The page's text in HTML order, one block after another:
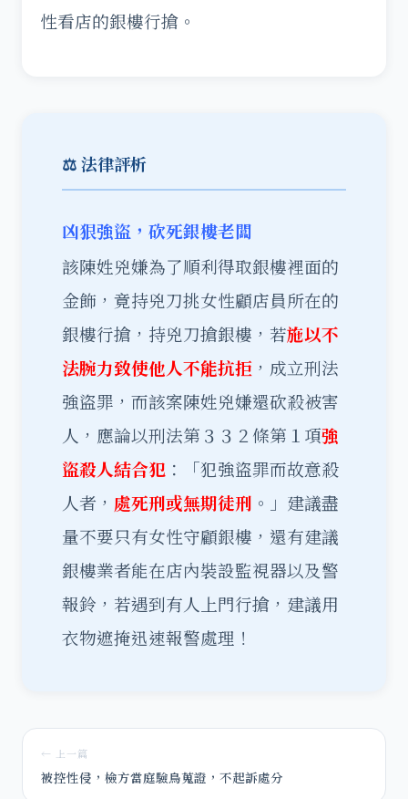
性看店的銀樓行搶。
⚖️ 法律評析
凶狠強盜，砍死銀樓老闆
該陳姓兇嫌為了順利得取銀樓裡面的
金飾，竟持兇刀挑女性顧店員所在的
銀樓行搶，持兇刀搶銀樓，若施以不
法腕力致使他人不能抗拒 ，成立刑法
強盜罪，而該案陳姓兇嫌還砍殺被害
人，應論以刑法第３３２條第１項強
盜殺人結合犯 ：「犯強盜罪而故意殺
人者， 處死刑或無期徒刑 。」建議盡
量不要只有女性守顧銀樓，還有建議
銀樓業者能在店內裝設監視器以及警
報鈴，若遇到有人上門行搶，建議用
衣物遮掩迅速報警處理！
← 上一篇
被控性侵，檢方當庭驗鳥蒐證，不起訴處分